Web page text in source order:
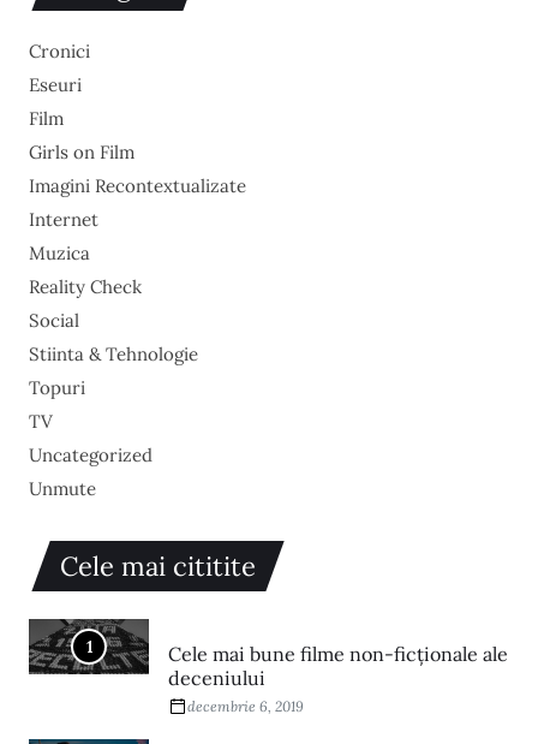
Cronici
Eseuri
Film
Girls on Film
Imagini Recontextualizate
Internet
Muzica
Reality Check
Social
Stiinta & Tehnologie
Topuri
TV
Uncategorized
Unmute
Cele mai cititite
1
Cele mai bune filme non-ficționale ale
deceniului
decembrie 6, 2019